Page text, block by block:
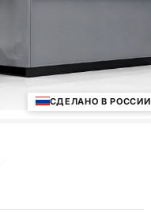
СДЕЛАНО В РОССИИ